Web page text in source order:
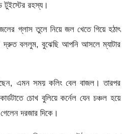
টুইস্টের রহস্য।
গ্লাস তুলে নিয়ে জল খেতে গিয়ে হঠাৎ
দ্রুত বললুম, বুঝেছি আপনি আসলে ম্যাটার
এমন সময় কলিং বেল বাজল। তারপর
চোখ বুলিয়ে কর্নেল যেন চঞ্চল হয়ে
দরজার দিকে।